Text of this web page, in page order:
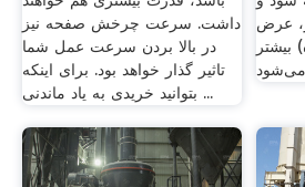
داشت. سرعت چرخش صفحه نیز
در بالا بردن سرعت عمل شما
تاثیر گذار خواهد بود. برای اینکه
بتوانید خریدی به یاد ماندنی ...
عرض